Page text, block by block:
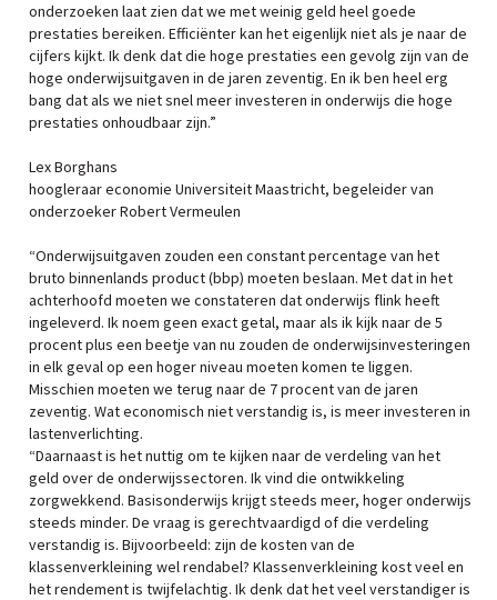
onderzoeken laat zien dat we met weinig geld heel goede
prestaties bereiken. Efficiënter kan het eigenlijk niet als je naar de
cijfers kijkt. Ik denk dat die hoge prestaties een gevolg zijn van de
hoge onderwijsuitgaven in de jaren zeventig. En ik ben heel erg
bang dat als we niet snel meer investeren in onderwijs die hoge
prestaties onhoudbaar zijn.”
Lex Borghans
hoogleraar economie Universiteit Maastricht, begeleider van
onderzoeker Robert Vermeulen
“Onderwijsuitgaven zouden een constant percentage van het
bruto binnenlands product (bbp) moeten beslaan. Met dat in het
achterhoofd moeten we constateren dat onderwijs flink heeft
ingeleverd. Ik noem geen exact getal, maar als ik kijk naar de 5
procent plus een beetje van nu zouden de onderwijsinvesteringen
in elk geval op een hoger niveau moeten komen te liggen.
Misschien moeten we terug naar de 7 procent van de jaren
zeventig. Wat economisch niet verstandig is, is meer investeren in
lastenverlichting.
“Daarnaast is het nuttig om te kijken naar de verdeling van het
geld over de onderwijssectoren. Ik vind die ontwikkeling
zorgwekkend. Basisonderwijs krijgt steeds meer, hoger onderwijs
steeds minder. De vraag is gerechtvaardigd of die verdeling
verstandig is. Bijvoorbeeld: zijn de kosten van de
klassenverkleining wel rendabel? Klassenverkleining kost veel en
het rendement is twijfelachtig. Ik denk dat het veel verstandiger is